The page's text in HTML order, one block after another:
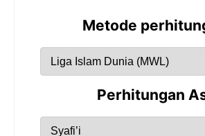
Metode
Perhitungan